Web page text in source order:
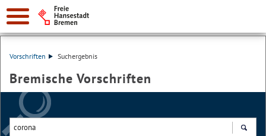
Vorschriften Suchergebnis
Bremische Vorschriften